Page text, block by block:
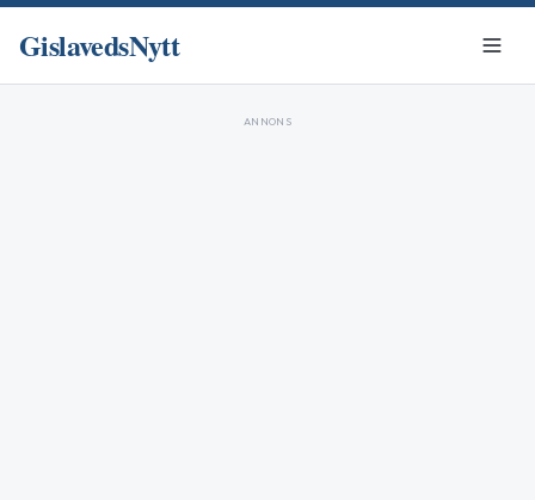
GislavedsNytt
ANNONS